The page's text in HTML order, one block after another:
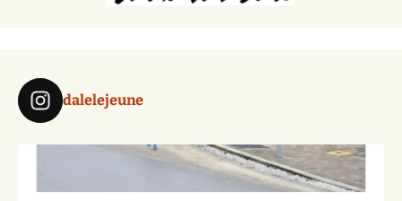
dalelejeune